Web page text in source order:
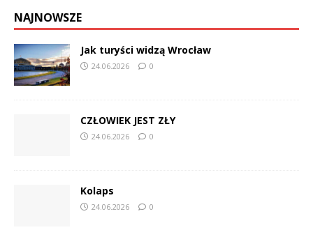
NAJNOWSZE
Jak turyści widzą Wrocław
24.06.2026 0
CZŁOWIEK JEST ZŁY
24.06.2026 0
Kolaps
24.06.2026 0